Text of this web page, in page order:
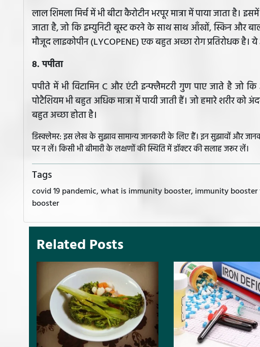
लाल शिमला मिर्च में भी बीटा कैरोटीन भरपूर मात्रा में पाया जाता है।
जाता है, जो कि इम्युनिटी बूस्ट करने के साथ साथ आँखों, स्किन और
मौजूद लाइकोपीन (LYCOPENE) एक बहुत अच्छा रोग प्रतिरोधक है।
8. पपीता
पपीते में भी विटामिन C और एंटी इन्फ्लैमटरी गुण पाए जाते है जो
पोटैशियम भी बहुत अधिक मात्रा में पायी जाती हैं। जो हमारे शरीर को
बहुत अच्छा होता है।
डिस्क्लेमर: इस लेख के सुझाव सामान्य जानकारी के लिए हैं। इन सुझावों और
पर न लें। किसी भी बीमारी के लक्षणों की स्थिति में डॉक्टर की सलाह जरूर लें।
Tags
covid 19 pandemic, what is immunity booster, immunity
booster
Related Posts